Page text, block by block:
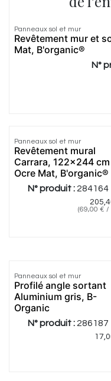
Panneaux sol et mur
Revêtement mur et
Mat, B'organic®
N°
Panneaux sol et mur
Revêtement mural
Carrara, 122x244 cm
Ocre Mat, B'organic®
N° produit : 284164
(69,00 € /
Panneaux sol et mur
Profilé angle sortant
Aluminium gris, B-
Organic
N° produit : 286187